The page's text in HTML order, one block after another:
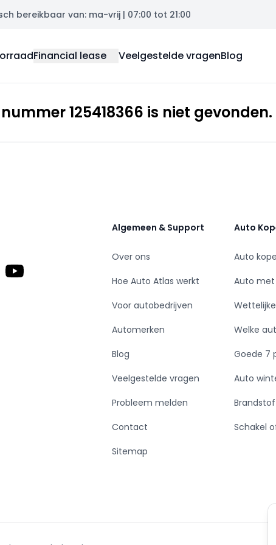
bereikbaar van: ma-vrij | 07:00 tot 21:00
Financial lease Veelgestelde vragenBlog
125418366 is niet gevonden.
YouTube
Algemeen & Support
Over ons
Hoe Auto Atlas werkt
Voor autobedrijven
Automerken
Blog
Veelgestelde vragen
Probleem melden
Contact
Sitemap
Auto
Auto
Auto
Welke
Goede 7
Auto
Schakel